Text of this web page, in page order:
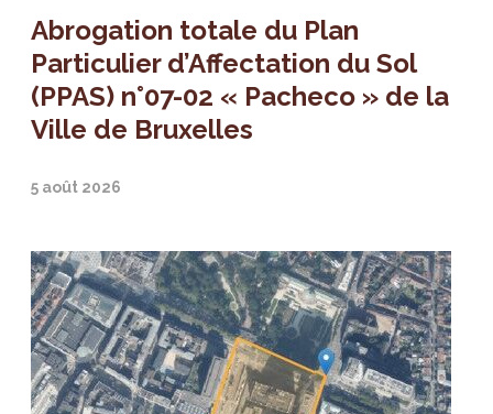
Abrogation totale du Plan
Particulier d’Affectation du Sol
(PPAS) n°07-02 « Pacheco » de la
Ville de Bruxelles
5 août 2026